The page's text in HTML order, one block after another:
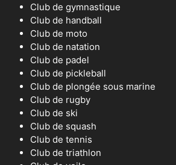
Club de gymnastique
Club de handball
Club de moto
Club de natation
Club de padel
Club de pickleball
Club de plongée sous marine
Club de rugby
Club de ski
Club de squash
Club de tennis
Club de triathlon